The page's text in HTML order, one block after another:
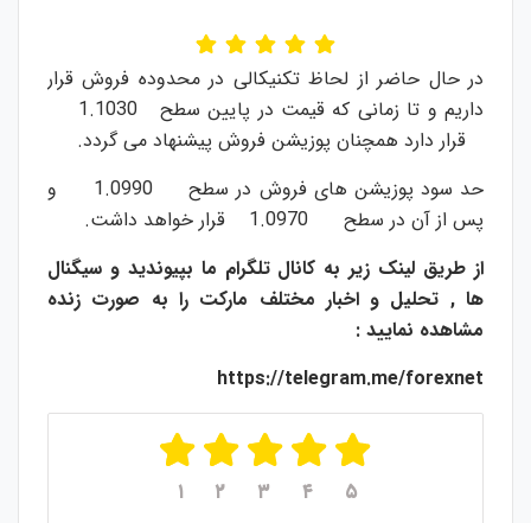
در حال حاضر از لحاظ تکنیکالی در محدوده فروش قرار
قرار دارد همچنان پوزیشن فروش پیشنهاد می گردد.
حد سود پوزیشن های فروش در سطح 1.0990 و
پس از آن در سطح 1.0970 قرار خواهد داشت.
از طریق لینک زیر به کانال تلگرام ما بپیوندید و سیگنال
ها , تحلیل و اخبار مختلف مارکت را به صورت زنده
مشاهده نمایید :
https://telegram.me/forexnet
۱ ۲ ۳ ۴ ۵